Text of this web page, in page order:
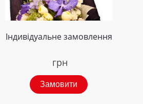
Індивідуальне замовлення
грн
Замовити